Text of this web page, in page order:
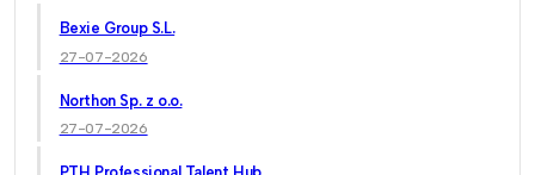
Bexie Group S.L.
27-07-2026
Northon Sp. z o.o.
27-07-2026